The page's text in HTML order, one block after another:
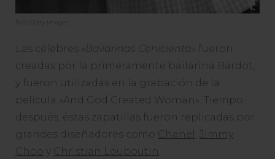
Foto: Getty Images
Las célebres » Bailarinas Cenicienta » fueron
creadas por la primeramente bailarina Bardot,
y fueron utilizadas en la grabación de la
película »And God Created Woman». Tiempo
después, éstas zapatillas fueron replicadas por
grandes diseñadores como Chanel , Jimmy
Choo y Christian Louboutin